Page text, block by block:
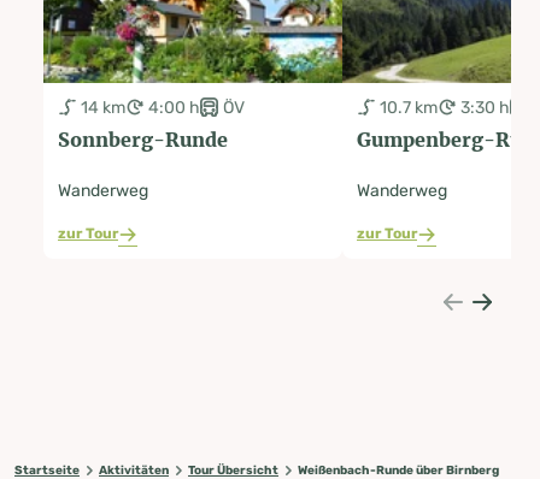
14 km 4:00 h ÖV
Sonnberg-Runde
Wanderweg
zur Tour
10.7 km 3:30 h
Gumpenberg-
Wanderweg
zur Tour
Startseite Aktivitäten Tour Übersicht Weißenbach-Runde über Birnberg